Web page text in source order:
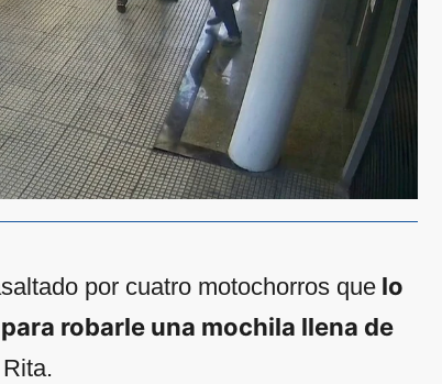
por cuatro motochorros que lo
robarle una mochila llena de